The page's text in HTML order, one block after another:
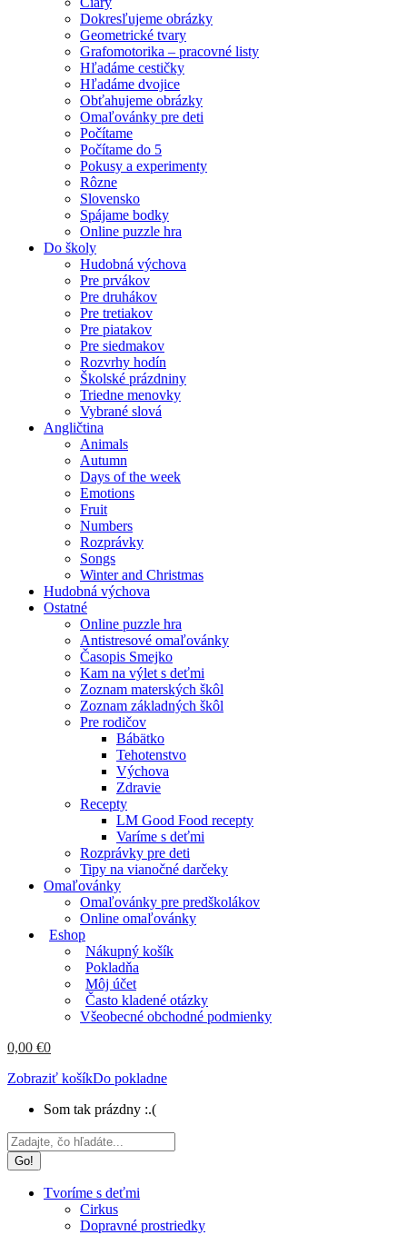
Dokresľujeme obrázky
Geometrické tvary
Grafomotorika – pracovné listy
Hľadáme cestičky
Hľadáme dvojice
Obťahujeme obrázky
Omaľovánky pre deti
Počítame
Počítame do 5
Pokusy a experimenty
Rôzne
Slovensko
Spájame bodky
Online puzzle hra
Do školy
Hudobná výchova
Pre prvákov
Pre druhákov
Pre tretiakov
Pre piatakov
Pre siedmakov
Rozvrhy hodín
Školské prázdniny
Triedne menovky
Vybrané slová
Angličtina
Animals
Autumn
Days of the week
Emotions
Fruit
Numbers
Rozprávky
Songs
Winter and Christmas
Hudobná výchova
Ostatné
Online puzzle hra
Antistresové omaľovánky
Časopis Smejko
Kam na výlet s deťmi
Zoznam materských škôl
Zoznam základných škôl
Pre rodičov
Bábätko
Tehotenstvo
Výchova
Zdravie
Recepty
LM Good Food recepty
Varíme s deťmi
Rozprávky pre deti
Tipy na vianočné darčeky
Omaľovánky
Omaľovánky pre predškolákov
Online omaľovánky
Eshop
Nákupný košík
Pokladňa
Môj účet
Často kladené otázky
Všeobecné obchodné podmienky
0,00 €0
Zobraziť košíkDo pokladne
Som tak prázdny :.(
Search:
Tvoríme s deťmi
Cirkus
Dopravné prostriedky